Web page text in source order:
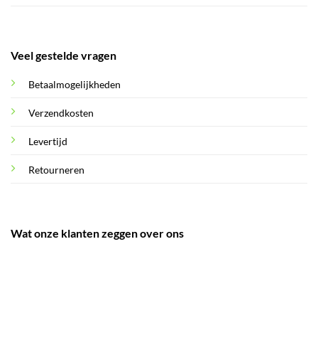
Veel gestelde vragen
Betaalmogelijkheden
Verzendkosten
Levertijd
Retourneren
Wat onze klanten zeggen over ons